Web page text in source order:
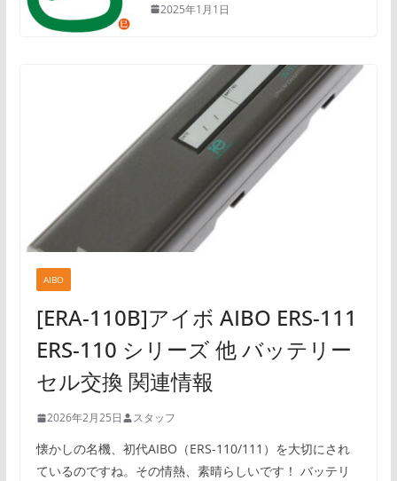
2025年1月1日
AIBO
[ERA-110B]アイボ AIBO ERS-111
ERS-110 シリーズ 他 バッテリー
セル交換 関連情報
2026年2月25日 スタッフ
懐かしの名機、初代AIBO（ERS-110/111）を大切にされ
ているのですね。その情熱、素晴らしいです！ バッテリ